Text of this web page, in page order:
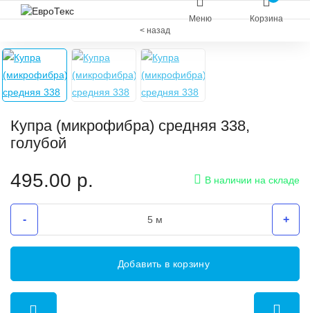
Меню
Корзина
< назад
Купра (микрофибра) средняя 338,
голубой
495.00 р. В наличии на складе
- +
Добавить в корзину